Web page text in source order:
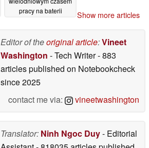
pracy na baterii
Show more articles
Editor of theoriginal article:Vineet
Washington - Tech Writer- 883
articles published on Notebookcheck
since 2025
contact me via:
vineetwashington
Translator: Ninh Ngoc Duy- Editorial